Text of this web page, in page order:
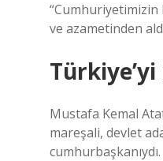
ve azametinden
Mustafa Kemal
mareşali, devlet